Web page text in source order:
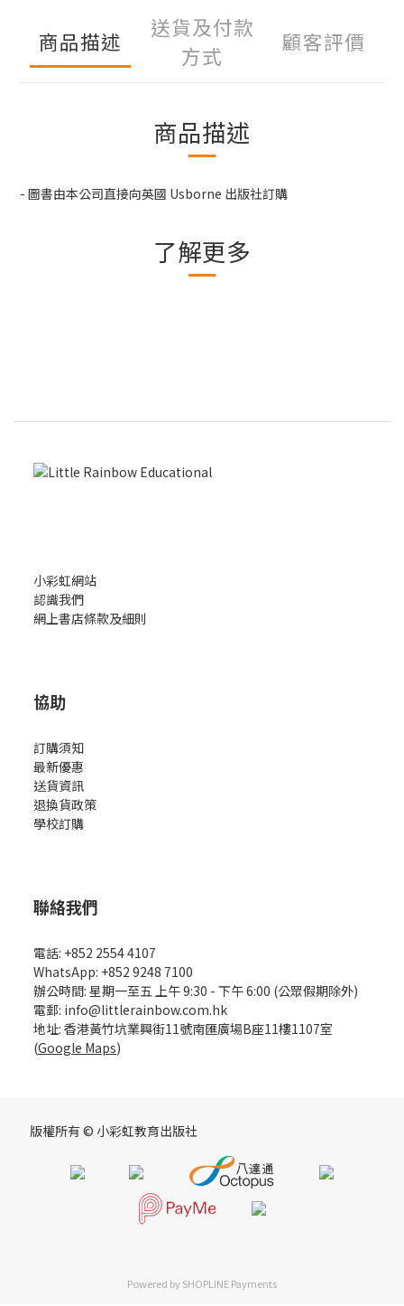
商品描述
送貨及付款
方式
顧客評價
商品描述
- 圖書由本公司直接向英國 Usborne 出版社訂購
了解更多
小彩虹網站
認識我們
網上書店條款及細則
協助
訂購須知
最新優惠
送貨資訊
退換貨政策
學校訂購
聯絡我們
電話: +852 2554 4107
WhatsApp: +852 9248 7100
辦公時間: 星期一至五 上午 9:30 - 下午 6:00 (公眾假期除外)
電郵: info@littlerainbow.com.hk
地址: 香港黃竹坑業興街11號南匯廣場B座11樓1107室
(Google Maps)
版權所有 © 小彩虹教育出版社
Powered bySHOPLINE Payments